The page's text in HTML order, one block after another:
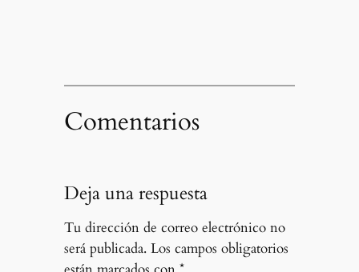
Comentarios
Deja una respuesta
Tu dirección de correo electrónico no
será publicada. Los campos obligatorios